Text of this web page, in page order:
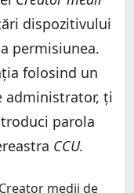
dispozitivului
permisiunea.
folosind un
administrator, ți
parola
CCU.